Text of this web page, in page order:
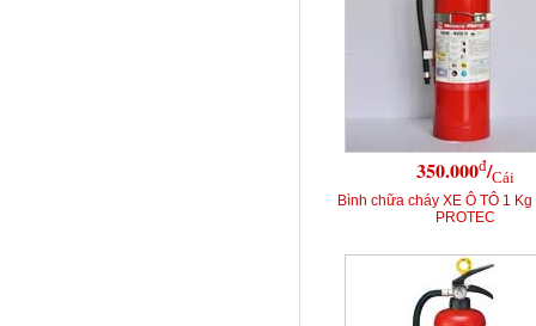
350.000đ/Cái
Bình chữa cháy XE Ô TÔ 1 Kg
PROTEC